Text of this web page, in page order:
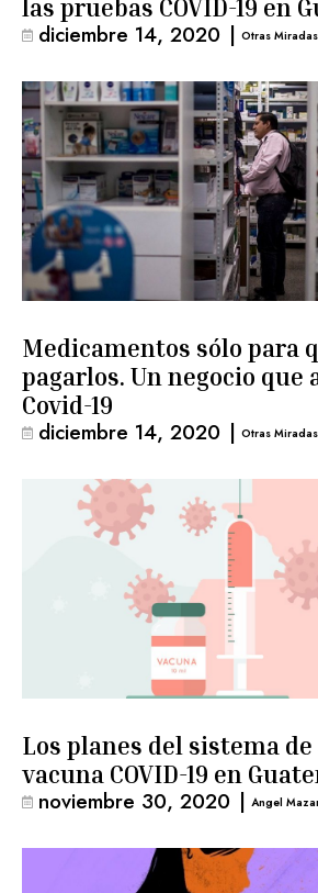
las pruebas COVID-19 en
diciembre 14, 2020 | Otras Miradas
Medicamentos sólo para
pagarlos. Un negocio que
Covid-19
diciembre 14, 2020 | Otras Miradas
Los planes del sistema
vacuna COVID-19 en
noviembre 30, 2020 | Angel